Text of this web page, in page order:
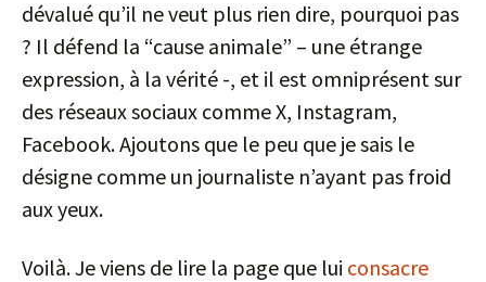
dévalué qu’il ne veut plus rien dire, pourquoi pas
? Il défend la “cause animale” – une étrange
expression, à la vérité -, et il est omniprésent sur
des réseaux sociaux comme X, Instagram,
Facebook. Ajoutons que le peu que je sais le
désigne comme un journaliste n’ayant pas froid
aux yeux.
Voilà. Je viens de lire la page que lui consacre